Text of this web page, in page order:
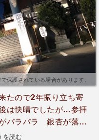
保護されている場合があります。
たので2年振り立ち寄
は快晴でしたが…参拝
パラパラ 銀杏が落ち
様から歓迎ムードでし
読む